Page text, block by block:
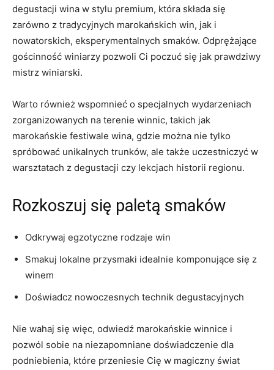
degustacji wina ‌w stylu premium, która składa się
zarówno z⁢ tradycyjnych marokańskich win, jak i
nowatorskich, eksperymentalnych‌ smaków. Odprężające ​
gościnność winiarzy ‌pozwoli Ci‌ poczuć⁤ się jak‍ prawdziwy
⁢mistrz winiarski.
Warto również wspomnieć ‌o specjalnych⁤ wydarzeniach
zorganizowanych na⁣ terenie winnic, ‍takich jak
marokańskie festiwale wina, gdzie można nie tylko
spróbować unikalnych trunków, ale także⁤ uczestniczyć w
warsztatach z degustacji czy​ lekcjach historii regionu.
Rozkoszuj​ się paletą smaków
Odkrywaj egzotyczne rodzaje win
Smakuj ⁢lokalne ⁢przysmaki idealnie komponujące się z‌
winem
Doświadcz nowoczesnych ⁤technik​ degustacyjnych
Nie wahaj się więc,‍ odwiedź marokańskie winnice ​i
⁣pozwól ⁤sobie na niezapomniane doświadczenie dla
podniebienia, które przeniesie Cię w magiczny świat